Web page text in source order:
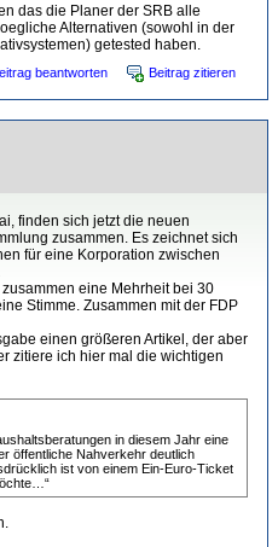
das die Planer der SRB alle
Alternativen (sowohl in der
getested haben.
beantworten Beitrag zitieren
finden sich jetzt die neuen
zusammen. Es zeichnet sich
für eine Korporation zwischen
eine Mehrheit bei 30
Stimme. Zusammen mit der FDP
einen größeren Artikel, der aber
zitiere ich hier mal die wichtigen
in diesem Jahr eine
öffentliche Nahverkehr deutlich
ist von einem Ein-Euro-Ticket